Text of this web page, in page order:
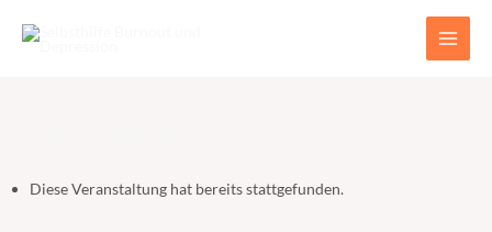
Inhalt
Main
Diese Veranstaltung hat bereits stattgefunden.